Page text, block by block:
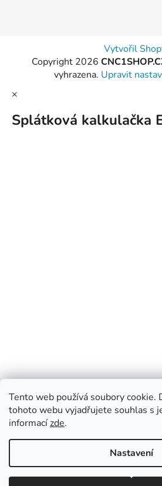
Tento web používá soubory cookie.
tohoto webu vyjadřujete souhlas s
informacízde.
Nastavení
Vytvořil
Copyright 2026
vyhrazena. Upravit
×
Splátková kalkulačka